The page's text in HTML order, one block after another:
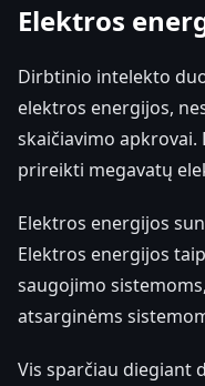
Elektros
Dirbtinio intelekto
elektros energijos,
skaičiavimo apkrovai.
prireikti megavatų
Elektros energijos
Elektros energijos
saugojimo
atsarginėms
Vis sparčiau diegiant